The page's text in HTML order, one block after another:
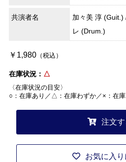
共演者名
加々美 淳 (Guit.)
レ (Drum.)
￥1,980（税込）
在庫状況： △
〈在庫状況の目安〉
○：在庫あり／△：在庫わずか／×：在庫
注文す
お気に入